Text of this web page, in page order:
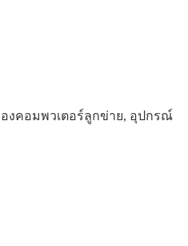
องคอมพวเตอร์ลูกข่าย, อุปกรณ์